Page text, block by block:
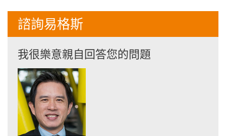
諮詢易格斯
我很樂意親自回答您的問題